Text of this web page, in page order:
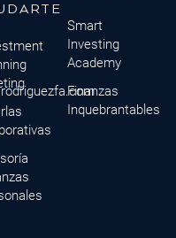
Smart
Investing
Academy
Finanzas
Inquebrantables